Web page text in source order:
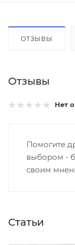
ОТЗЫВЫ
Отзывы
Нет
Помогите
выбором -
своим
Статьи